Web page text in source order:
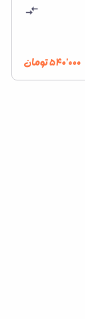
۵۴۰٬۰۰۰تومان